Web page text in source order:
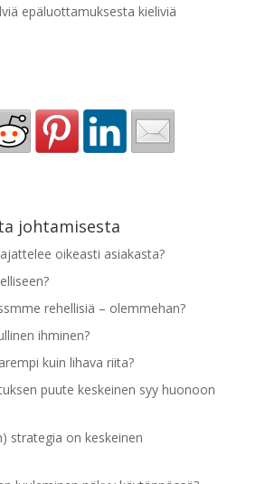
epäluottamuksesta kieliviä
johtamisesta
oikeasti asiakasta?
rehellisiä – olemmehan?
ihminen?
kuin lihava riita?
puute keskeinen syy huonoon
strategia on keskeinen